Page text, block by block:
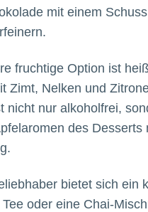
mit einem
fruchtige Option ist
Zimt, Nelken und
nicht nur alkoholfrei,
des Desserts
bietet sich ein
oder eine Chai-